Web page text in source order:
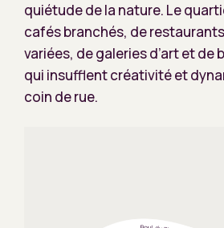
quiétude de la nature. Le
cafés branchés, de
variées, de galeries d’art et
qui insufflent créativité et
coin de rue.